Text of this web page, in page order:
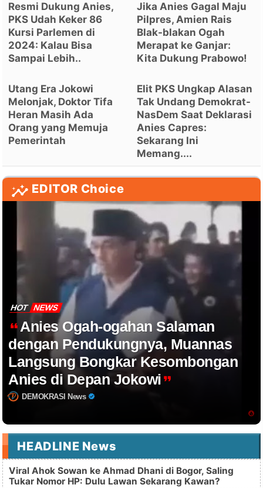
Resmi Dukung Anies,
PKS Udah Keker 86
Kursi Parlemen di
2024: Kalau Bisa
Sampai Lebih..
Jika Anies Gagal Maju
Pilpres, Amien Rais
Blak-blakan Ogah
Merapat ke Ganjar:
Kita Dukung Prabowo!
Utang Era Jokowi
Melonjak, Doktor Tifa
Heran Masih Ada
Orang yang Memuja
Pemerintah
Elit PKS Ungkap Alasan
Tak Undang Demokrat-
NasDem Saat Deklarasi
Anies Capres:
Sekarang Ini
Memang....
EDITOR Choice
HOT NEWS
Anies Ogah-ogahan Salaman
dengan Pendukungnya, Muannas
Langsung Bongkar Kesombongan
Anies di Depan Jokowi
DEMOKRASI News
HEADLINE News
Viral Ahok Sowan ke Ahmad Dhani di Bogor, Saling
Tukar Nomor HP: Dulu Lawan Sekarang Kawan?